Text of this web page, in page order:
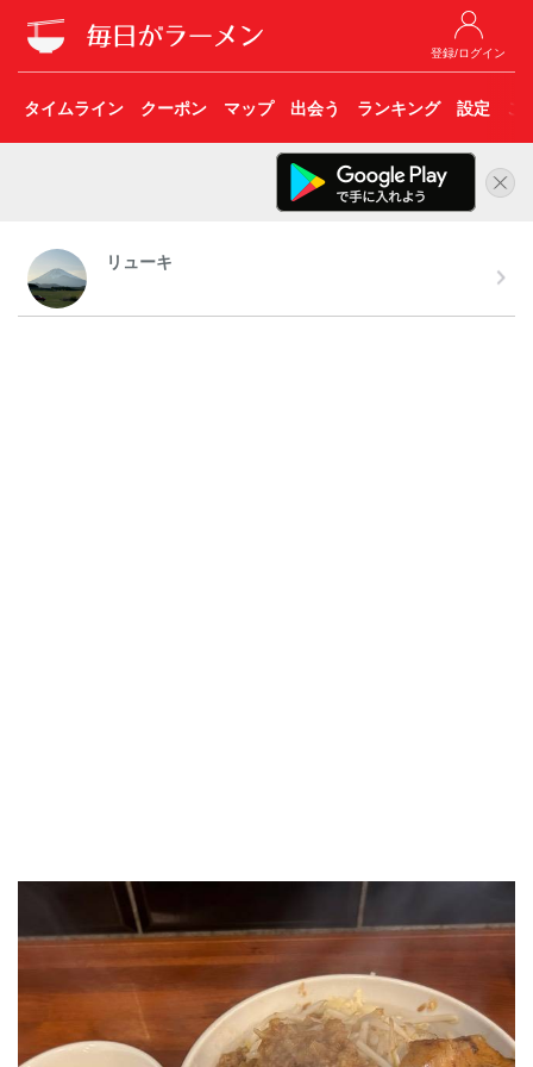
登録/ログイン
タイムライン クーポン マップ 出会う ランキング 設定 こ
リューキ